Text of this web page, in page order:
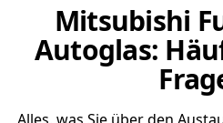
Mitsubishi
Autoglas:
Alles, was Sie über den